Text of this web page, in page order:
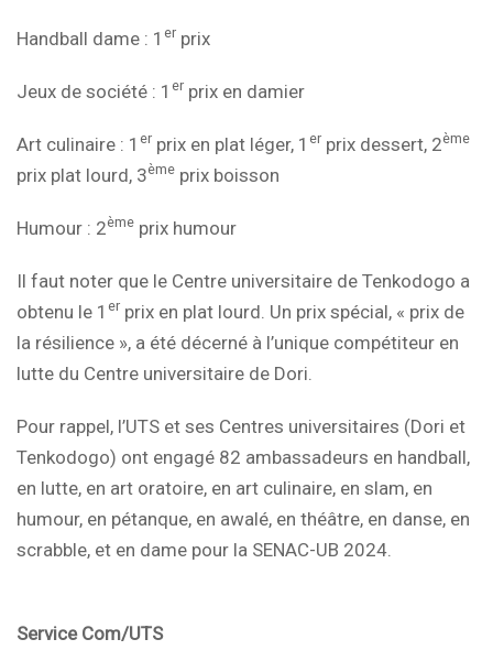
Handball dame : 1 er prix
Jeux de société : 1 er prix en damier
Art culinaire : 1 er prix en plat léger, 1 er prix dessert, 2ème
prix plat lourd, 3ème prix boisson
Humour : 2ème prix humour
Il faut noter que le Centre universitaire de Tenkodogo a
obtenu le 1 er prix en plat lourd. Un prix spécial, « prix de
la résilience », a été décerné à l’unique compétiteur en
lutte du Centre universitaire de Dori.
Pour rappel, l’UTS et ses Centres universitaires (Dori et
Tenkodogo) ont engagé 82 ambassadeurs en handball,
en lutte, en art oratoire, en art culinaire, en slam, en
humour, en pétanque, en awalé, en théâtre, en danse, en
scrabble, et en dame pour la SENAC-UB 2024.
Service Com/UTS